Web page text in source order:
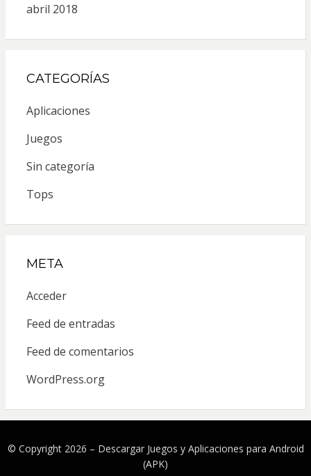
abril 2018
CATEGORÍAS
Aplicaciones
Juegos
Sin categoría
Tops
META
Acceder
Feed de entradas
Feed de comentarios
WordPress.org
© Copyright 2026 – Descargar Juegos y Aplicaciones para Android
(APK)